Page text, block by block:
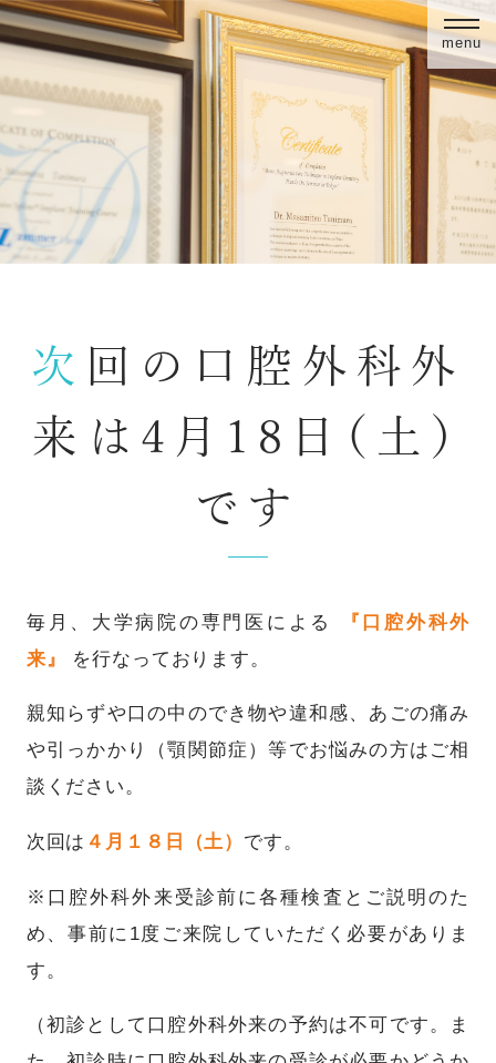
menu
次回の口腔外科外
来は4月18日（土）
です
毎月、大学病院の専門医による
『口腔外科外
来』
を行なっております。
親知らずや口の中のでき物や違和感、あごの痛み
や引っかかり（顎関節症）等でお悩みの方はご相
談ください。
次回は ４月１８日（土） です。
※口腔外科外来受診前に各種検査とご説明のた
め、事前に1度ご来院していただく必要がありま
す。
（初診として口腔外科外来の予約は不可です。ま